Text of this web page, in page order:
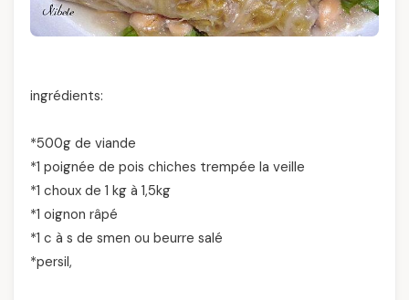
ingrédients:
*500g de viande
*1 poignée de pois chiches trempée la veille
*1 choux de 1 kg à 1,5kg
*1 oignon râpé
*1 c à s de smen ou beurre salé
*persil,